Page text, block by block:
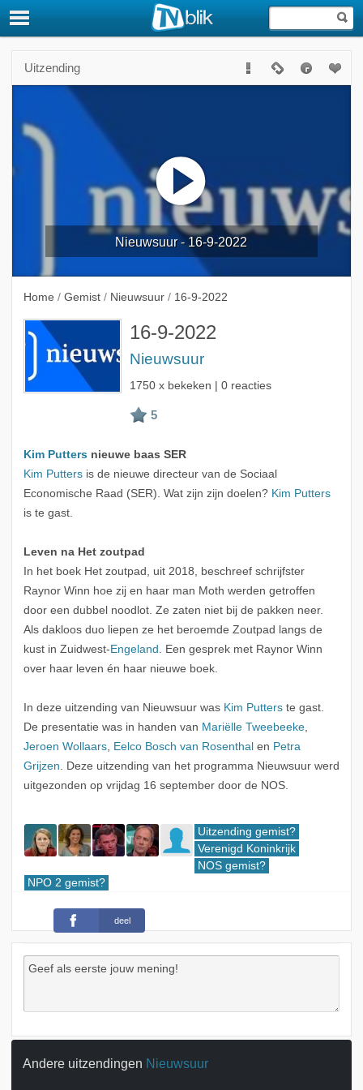
Uitzending
Nieuwsuur - 16-9-2022
Home / Gemist / Nieuwsuur / 16-9-2022
16-9-2022
Nieuwsuur
1750 x bekeken | 0 reacties
Kim Puttersnieuwe baas SER
Kim Puttersis de nieuwe directeur van de Sociaal
Economische Raad (SER). Wat zijn zijn doelen? Kim Putters
is te gast.
Leven na Het zoutpad
In het boek Het zoutpad, uit 2018, beschreef schrijfster
Raynor Winn hoe zij en haar man Moth werden getroffen
door een dubbel noodlot. Ze zaten niet bij de pakken neer.
Als dakloos duo liepen ze het beroemde Zoutpad langs de
kust in Zuidwest- Engeland . Een gesprek met Raynor Winn
over haar leven én haar nieuwe boek.
In deze uitzending van Nieuwsuur was Kim Putterste gast.
De presentatie was in handen van Mariëlle Tweebeeke,
Jeroen Wollaars, Eelco Bosch van Rosenthal en Petra
Grijzen. Deze uitzending van het programma Nieuwsuur werd
uitgezonden op vrijdag 16 september door de NOS.
Uitzending gemist?
Verenigd Koninkrijk
NOS gemist?
NPO 2 gemist?
deel
Andere uitzendingen Nieuwsuur